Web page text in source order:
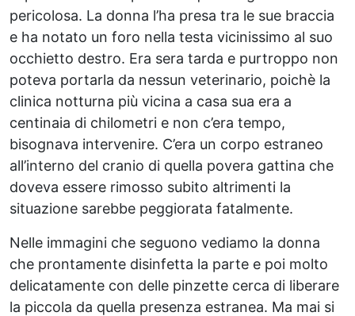
pericolosa. La donna l’ha presa tra le sue braccia
e ha notato un foro nella testa vicinissimo al suo
occhietto destro. Era sera tarda e purtroppo non
poteva portarla da nessun veterinario, poichè la
clinica notturna più vicina a casa sua era a
centinaia di chilometri e non c’era tempo,
bisognava intervenire. C’era un corpo estraneo
all’interno del cranio di quella povera gattina che
doveva essere rimosso subito altrimenti la
situazione sarebbe peggiorata fatalmente.
Nelle immagini che seguono vediamo la donna
che prontamente disinfetta la parte e poi molto
delicatamente con delle pinzette cerca di liberare
la piccola da quella presenza estranea. Ma mai si